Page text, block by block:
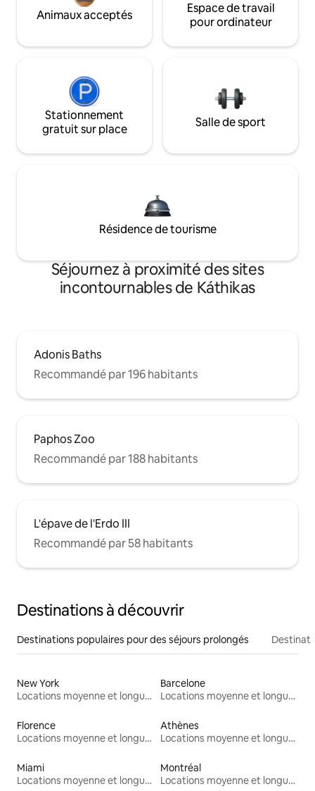
Animaux acceptés
Espace de travail
pour ordinateur
Stationnement
gratuit sur place
Salle de sport
Résidence de tourisme
Séjournez à proximité des sites
incontournables de Káthikas
Adonis Baths
Recommandé par 196 habitants
Paphos Zoo
Recommandé par 188 habitants
L'épave de l'Erdo III
Recommandé par 58 habitants
Destinations à découvrir
Destinations populaires pour des séjours prolongés
New York
Locations moyenne et longue durée
Barcelone
Locations moyenne et longue durée
Florence
Locations moyenne et longue durée
Athènes
Locations moyenne et longue durée
Miami
Locations moyenne et longue durée
Montréal
Locations moyenne et longue durée